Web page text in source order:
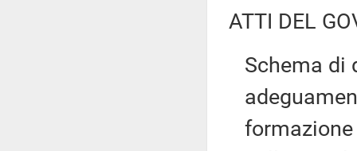
ATTI DEL
Schema di